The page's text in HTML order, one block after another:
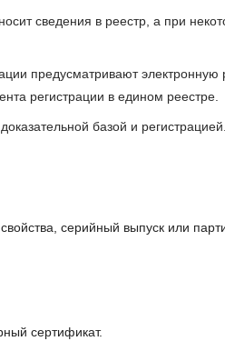
сведения в реестр, а при
предусматривают электронную
регистрации в едином реестре.
базой и
серийный выпуск или
сертификат.